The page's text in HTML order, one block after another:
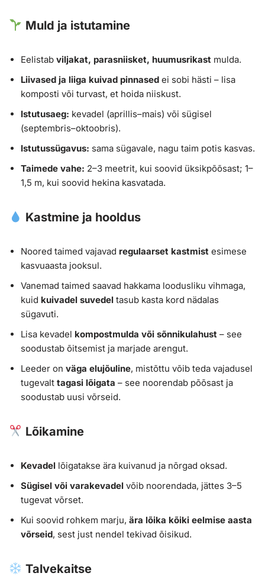
Muld ja istutamine
Eelistab viljakat, parasniisket, huumusrikast mulda.
Liivased ja liiga kuivad pinnased ei sobi hästi – lisa
komposti või turvast, et hoida niiskust.
Istutusaeg: kevadel (aprillis–mais) või sügisel
(septembris–oktoobris).
Istutussügavus: sama sügavale, nagu taim potis kasvas.
Taimede vahe: 2–3 meetrit, kui soovid üksikpõõsast; 1–
1,5 m, kui soovid hekina kasvatada.
Kastmine ja hooldus
Noored taimed vajavad regulaarset kastmist esimese
kasvuaasta jooksul.
Vanemad taimed saavad hakkama loodusliku vihmaga,
kuid kuivadel suvedel tasub kasta kord nädalas
sügavuti.
Lisa kevadel kompostmulda või sõnnikulahust – see
soodustab õitsemist ja marjade arengut.
Leeder on väga elujõuline, mistõttu võib teda vajadusel
tugevalt tagasi lõigata – see noorendab põõsast ja
soodustab uusi võrseid.
Lõikamine
Kevadel lõigatakse ära kuivanud ja nõrgad oksad.
Sügisel või varakevadel võib noorendada, jättes 3–5
tugevat võrset.
Kui soovid rohkem marju, ära lõika kõiki eelmise aasta
võrseid, sest just nendel tekivad õisikud.
Talvekaitse